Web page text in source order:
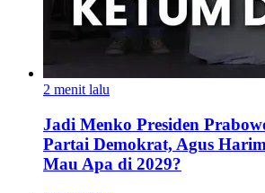
2 menit lalu
Jadi Menko Presiden
Partai Demokrat, Agus
Mau Apa di 2029?